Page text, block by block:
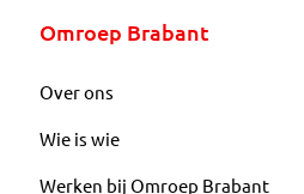
Omroep Brabant
Over ons
Wie is wie
Werken bij Omroep Brabant